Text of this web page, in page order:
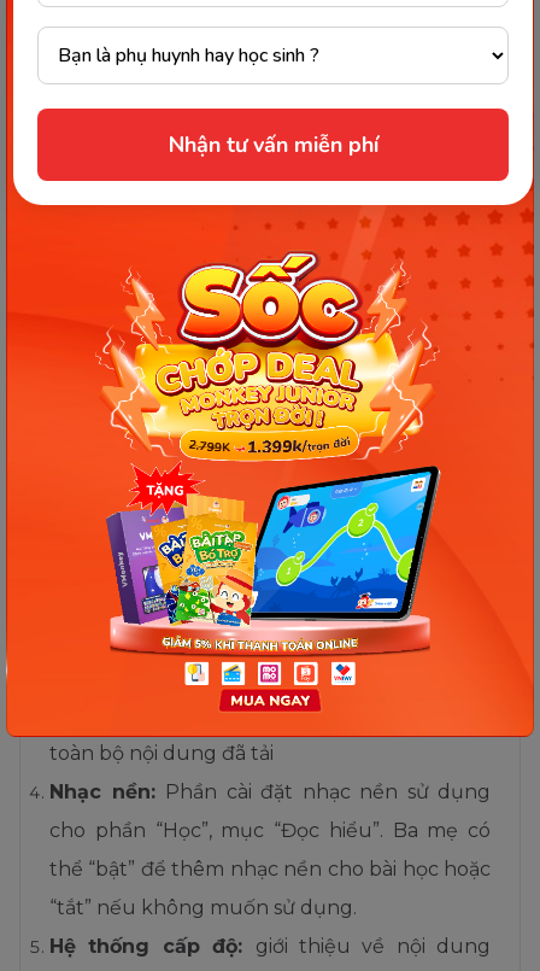
Nhận tư vấn miễn phí
Tại mục cài đặt ba mẹ có thể tìm kiếm và cài
Thông báo:Ba mẹ có thể tìm thấy những
thông báo quan trọng từ Monkey
Ngôn ngữ cài đặt:hỗ trợ ba mẹ lựa chọn
ngôn ngữ hiển thị phù hợp với nhu cầu của
Xóa nội dung đã tải:Ở mục này ba mẹ có
thể xóa đi các nội dung mà mình đã tải. Ba
mẹ có thể lựa chọn xóa từng truyện hoặc xóa
toàn bộ nội dung đã tải
Nhạc nền: Phần cài đặt nhạc nền sử dụng
cho phần “Học”, mục “Đọc hiểu”. Ba mẹ có
thể “bật” để thêm nhạc nền cho bài học hoặc
“tắt” nếu không muốn sử dụng.
Hệ thống cấp độ:
giới thiệu về nội dung